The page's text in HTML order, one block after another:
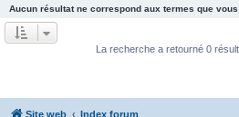
Aucun résultat ne correspond aux termes que vous
La recherche a retourné 0
Site web Index forum